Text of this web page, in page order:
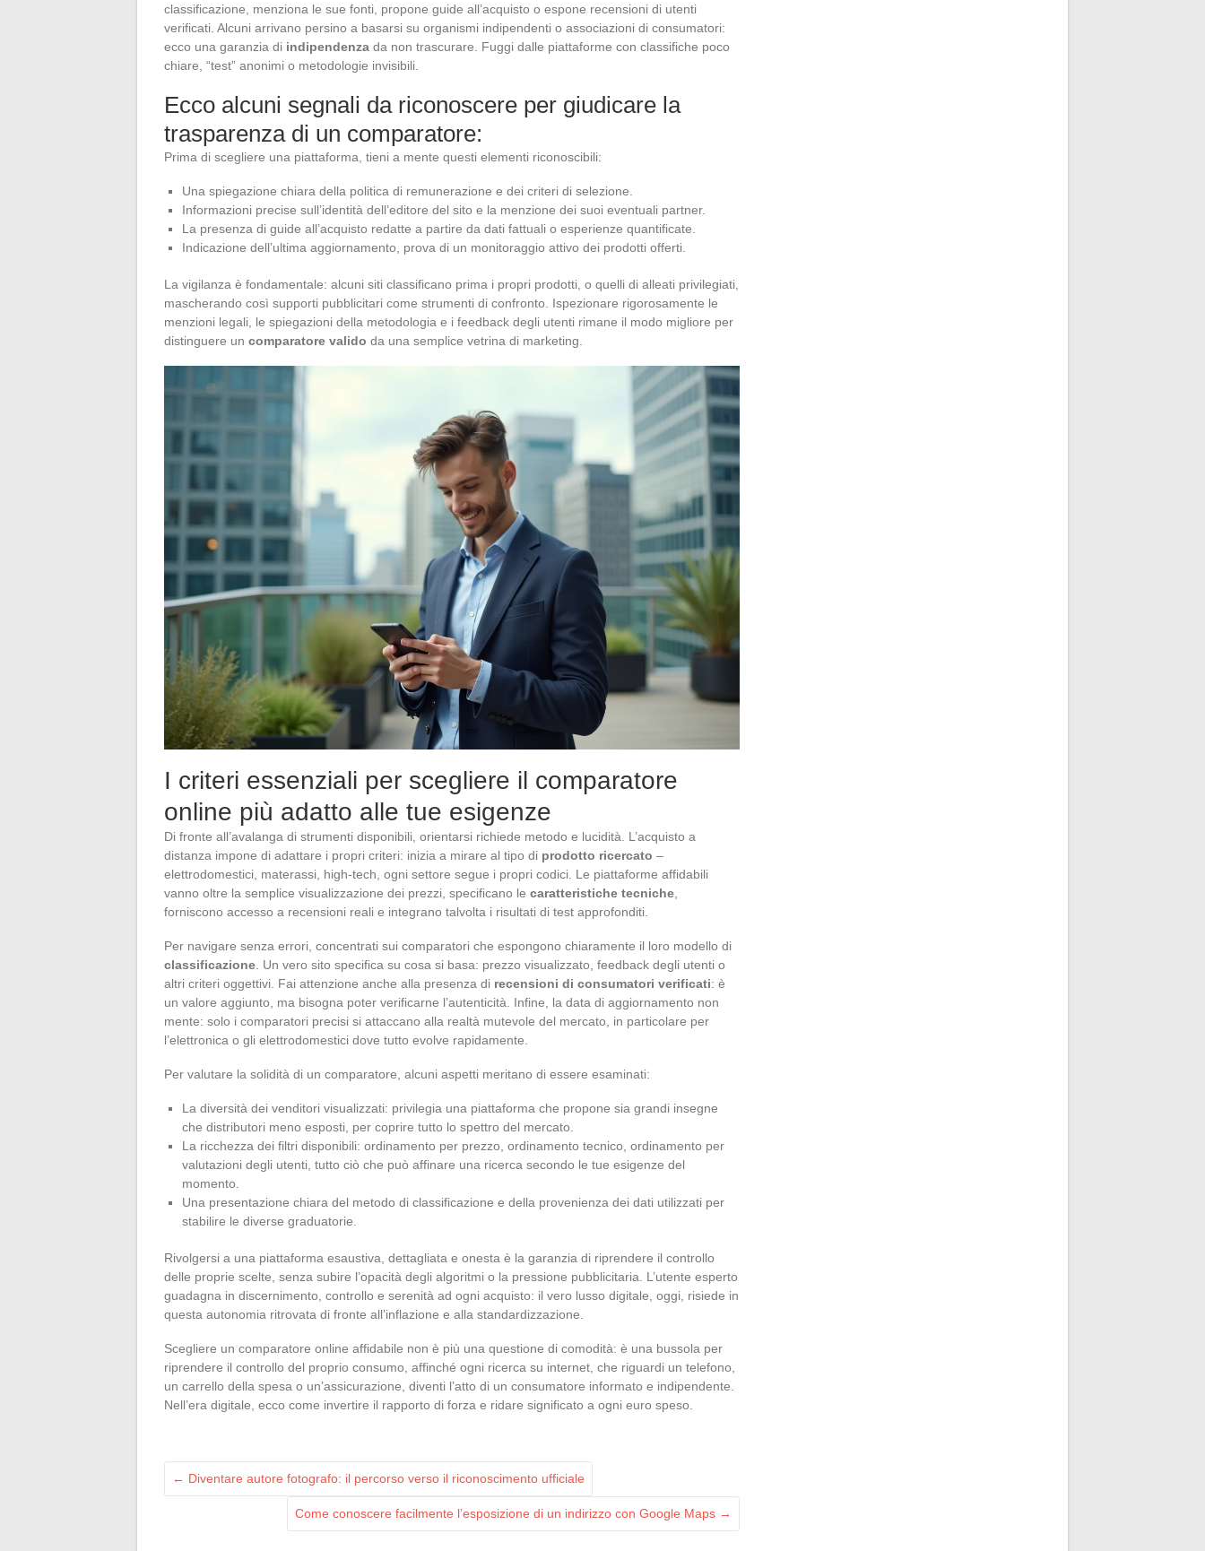
classificazione, menziona le sue fonti, propone guide all’acquisto o espone recensioni di utenti
verificati. Alcuni arrivano persino a basarsi su organismi indipendenti o associazioni di consumatori:
ecco una garanzia di indipendenza da non trascurare. Fuggi dalle piattaforme con classifiche poco
chiare, “test” anonimi o metodologie invisibili.
Ecco alcuni segnali da riconoscere per giudicare la
trasparenza di un comparatore:
Prima di scegliere una piattaforma, tieni a mente questi elementi riconoscibili:
Una spiegazione chiara della politica di remunerazione e dei criteri di selezione.
Informazioni precise sull’identità dell’editore del sito e la menzione dei suoi eventuali partner.
La presenza di guide all’acquisto redatte a partire da dati fattuali o esperienze quantificate.
Indicazione dell’ultima aggiornamento, prova di un monitoraggio attivo dei prodotti offerti.
La vigilanza è fondamentale: alcuni siti classificano prima i propri prodotti, o quelli di alleati privilegiati,
mascherando così supporti pubblicitari come strumenti di confronto. Ispezionare rigorosamente le
menzioni legali, le spiegazioni della metodologia e i feedback degli utenti rimane il modo migliore per
distinguere un comparatore valido da una semplice vetrina di marketing.
I criteri essenziali per scegliere il comparatore
online più adatto alle tue esigenze
Di fronte all’avalanga di strumenti disponibili, orientarsi richiede metodo e lucidità. L’acquisto a
distanza impone di adattare i propri criteri: inizia a mirare al tipo di prodotto ricercato –
elettrodomestici, materassi, high-tech, ogni settore segue i propri codici. Le piattaforme affidabili
vanno oltre la semplice visualizzazione dei prezzi, specificano le caratteristiche tecniche
forniscono accesso a recensioni reali e integrano talvolta i risultati di test approfonditi.
Per navigare senza errori, concentrati sui comparatori che espongono chiaramente il loro modello di
classificazione . Un vero sito specifica su cosa si basa: prezzo visualizzato, feedback degli utenti o
altri criteri oggettivi. Fai attenzione anche alla presenza di recensioni di consumatori verificati: è
un valore aggiunto, ma bisogna poter verificarne l’autenticità. Infine, la data di aggiornamento non
mente: solo i comparatori precisi si attaccano alla realtà mutevole del mercato, in particolare per
l’elettronica o gli elettrodomestici dove tutto evolve rapidamente.
Per valutare la solidità di un comparatore, alcuni aspetti meritano di essere esaminati:
La diversità dei venditori visualizzati: privilegia una piattaforma che propone sia grandi insegne
che distributori meno esposti, per coprire tutto lo spettro del mercato.
La ricchezza dei filtri disponibili: ordinamento per prezzo, ordinamento tecnico, ordinamento per
valutazioni degli utenti, tutto ciò che può affinare una ricerca secondo le tue esigenze del
momento.
Una presentazione chiara del metodo di classificazione e della provenienza dei dati utilizzati per
stabilire le diverse graduatorie.
Rivolgersi a una piattaforma esaustiva, dettagliata e onesta è la garanzia di riprendere il controllo
delle proprie scelte, senza subire l’opacità degli algoritmi o la pressione pubblicitaria. L’utente esperto
guadagna in discernimento, controllo e serenità ad ogni acquisto: il vero lusso digitale, oggi, risiede in
questa autonomia ritrovata di fronte all’inflazione e alla standardizzazione.
Scegliere un comparatore online affidabile non è più una questione di comodità: è una bussola per
riprendere il controllo del proprio consumo, affinché ogni ricerca su internet, che riguardi un telefono,
un carrello della spesa o un’assicurazione, diventi l’atto di un consumatore informato e indipendente.
Nell’era digitale, ecco come invertire il rapporto di forza e ridare significato a ogni euro speso.
← Diventare autore fotografo: il percorso verso il riconoscimento ufficiale
Come conoscere facilmente l’esposizione di un indirizzo con Google Maps →